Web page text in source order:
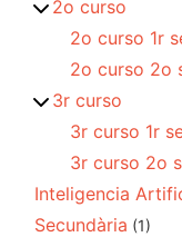
2o curso
2o curso 1r
2o curso 2o
3r curso
3r curso 1r
3r curso 2o
Inteligencia
Secundària (1)